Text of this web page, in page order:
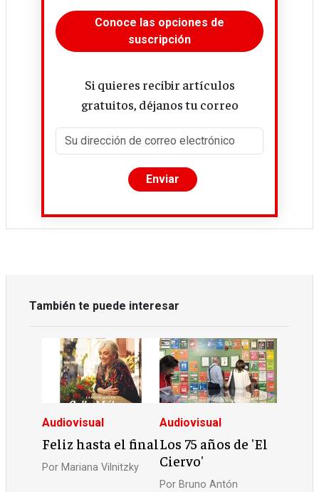
Conoce las opciones de
suscripción
Si quieres recibir artículos
gratuitos, déjanos tu correo
También te puede interesar
Audiovisual
Feliz hasta el final
Por Mariana Vilnitzky
Audiovisual
Los 75 años de 'El
Ciervo'
Por Bruno Antón